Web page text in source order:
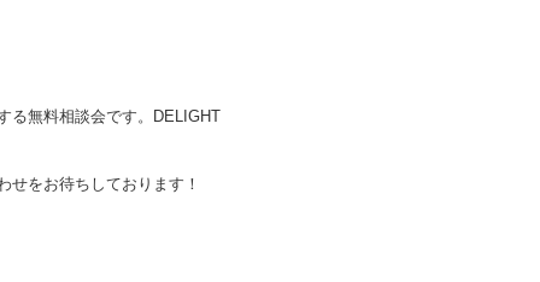
る無料相談会です。DELIGHT
せをお待ちしております！